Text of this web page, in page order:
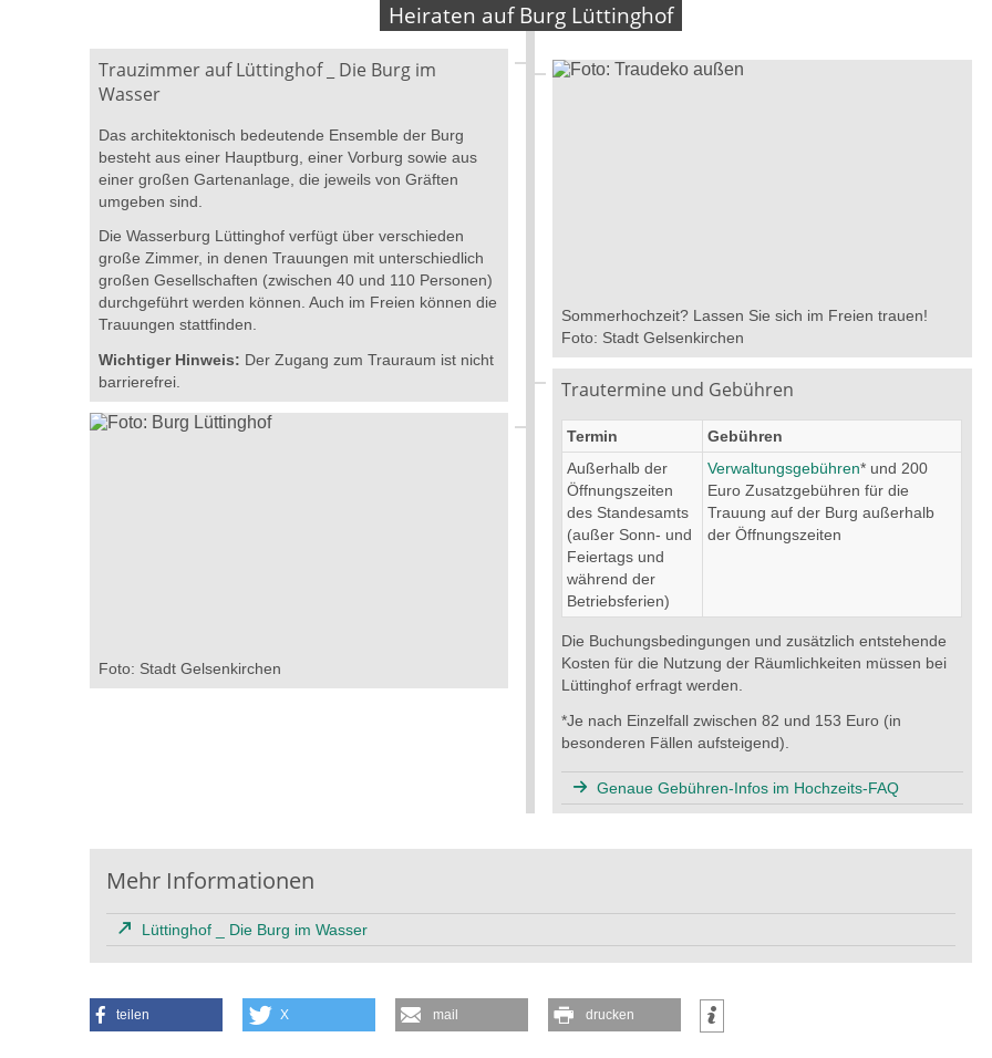
Heiraten auf Burg Lüttinghof
Trauzimmer auf Lüttinghof _ Die Burg im
Wasser
Das architektonisch bedeutende Ensemble der Burg
besteht aus einer Hauptburg, einer Vorburg sowie aus
einer großen Gartenanlage, die jeweils von Gräften
umgeben sind.
Die Wasserburg Lüttinghof verfügt über verschieden
große Zimmer, in denen Trauungen mit unterschiedlich
großen Gesellschaften (zwischen 40 und 110 Personen)
durchgeführt werden können. Auch im Freien können die
Trauungen stattfinden.
Wichtiger Hinweis: Der Zugang zum Trauraum ist nicht
barrierefrei.
Foto: Stadt Gelsenkirchen
Sommerhochzeit? Lassen Sie sich im Freien trauen!
Foto: Stadt Gelsenkirchen
Trautermine und Gebühren
Termin
Gebühren
Außerhalb der
Öffnungszeiten
des Standesamts
(außer Sonn- und
Feiertags und
während der
Betriebsferien)
Verwaltungsgebühren* und 200
Euro Zusatzgebühren für die
Trauung auf der Burg außerhalb
der Öffnungszeiten
Die Buchungsbedingungen und zusätzlich entstehende
Kosten für die Nutzung der Räumlichkeiten müssen bei
Lüttinghof erfragt werden.
*Je nach Einzelfall zwischen 82 und 153 Euro (in
besonderen Fällen aufsteigend).
Genaue Gebühren-Infos im Hochzeits-FAQ
Mehr Informationen
Lüttinghof _ Die Burg im Wasser
teilen X mail drucken